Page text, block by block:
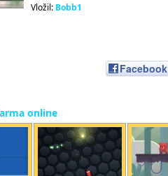
Vložil: Bobb1
Facebook
online